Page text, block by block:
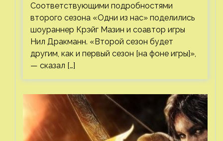
Соответствующими подробностями
второго сезона «Одни из нас» поделились
шоураннер Крэйг Мазин и соавтор игры
Нил Дракманн. «Второй сезон будет
другим, как и первый сезон [на фоне игры]»,
— сказал […]